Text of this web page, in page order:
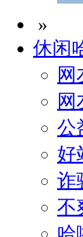
»
休闲
网
网
公
好
诈
不